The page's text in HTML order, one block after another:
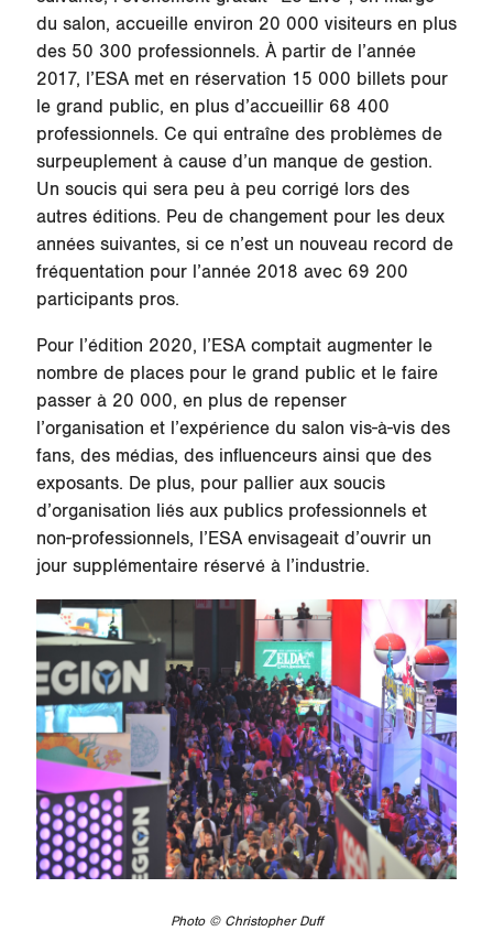
du salon, accueille environ 20 000 visiteurs en plus
des 50 300 professionnels. À partir de l’année
2017, l’ESA met en réservation 15 000 billets pour
le grand public, en plus d’accueillir 68 400
professionnels. Ce qui entraîne des problèmes de
surpeuplement à cause d’un manque de gestion.
Un soucis qui sera peu à peu corrigé lors des
autres éditions. Peu de changement pour les deux
années suivantes, si ce n’est un nouveau record de
fréquentation pour l’année 2018 avec 69 200
participants pros.
Pour l’édition 2020, l’ESA comptait augmenter le
nombre de places pour le grand public et le faire
passer à 20 000, en plus de repenser
l’organisation et l’expérience du salon vis-à-vis des
fans, des médias, des influenceurs ainsi que des
exposants. De plus, pour pallier aux soucis
d’organisation liés aux publics professionnels et
non-professionnels, l’ESA envisageait d’ouvrir un
jour supplémentaire réservé à l’industrie.
Photo © Christopher Duff